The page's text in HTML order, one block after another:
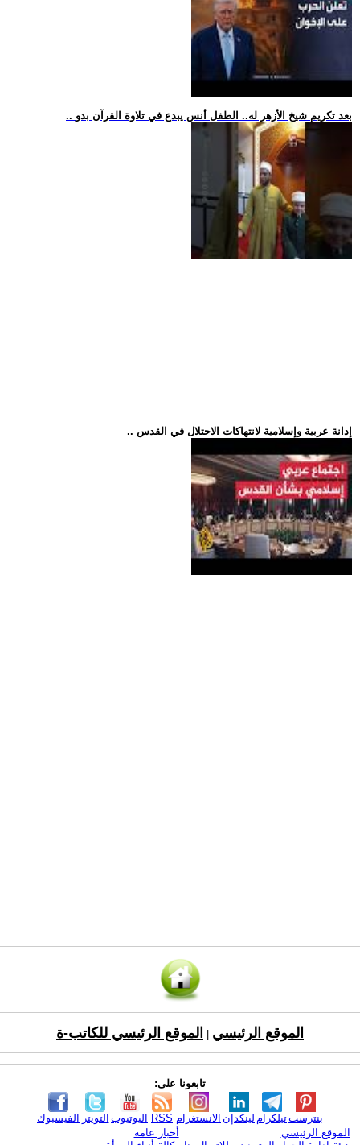
.. بعد تكريم شيخ الأزهر له.. الطفل أنس يبدع في تلاوة القرآن بدو
.. إدانة عربية وإسلامية لانتهاكات الاحتلال في القدس
الموقع الرئيسي الموقع الرئيسي للكاتب-ة
تابعونا على:
الفيسبوك التويتر اليوتيوب RSS الانستغرام لينكدإن تيلكرامبنترست
الموقع الرئيسي
أخبار عامة